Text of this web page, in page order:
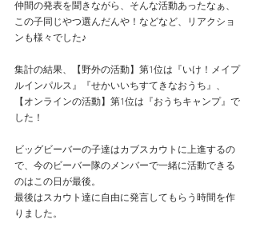
仲間の発表を聞きながら、そんな活動あったなぁ、
この子同じやつ選んだんや！などなど、リアクショ
ンも様々でした♪
集計の結果、【野外の活動】第1位は『いけ！メイプ
ルインパルス』『せかいいちすてきなおうち』、
【オンラインの活動】第1位は『おうちキャンプ』で
した！
ビッグビーバーの子達はカブスカウトに上進するの
で、今のビーバー隊のメンバーで一緒に活動できる
のはこの日が最後。
最後はスカウト達に自由に発言してもらう時間を作
りました。